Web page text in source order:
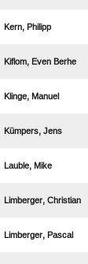
 
  
 
 
 
 
 